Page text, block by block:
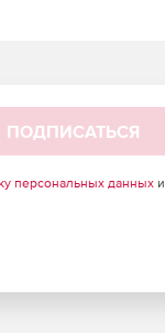
ПОДПИСАТЬСЯ
персональных данныхи